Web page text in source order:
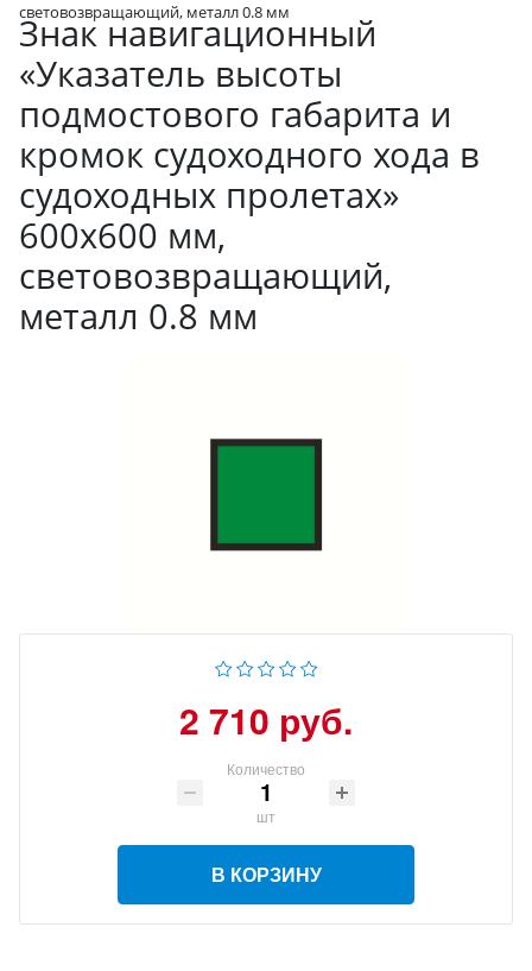
световозвращающий, металл 0.8 мм
Знак навигационный
«Указатель высоты
подмостового габарита и
кромок судоходного хода в
судоходных пролетах»
600х600 мм,
световозвращающий,
металл 0.8 мм
2 710 руб.
Количество
шт
В КОРЗИНУ